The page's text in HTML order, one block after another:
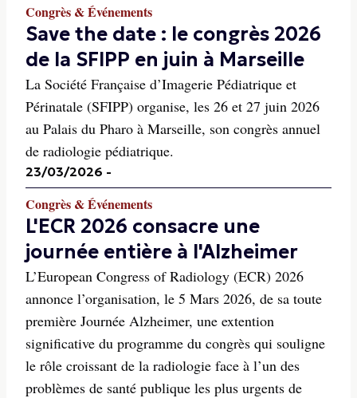
Congrès & Événements
Save the date : le congrès 2026
de la SFIPP en juin à Marseille
La Société Française d’Imagerie Pédiatrique et
Périnatale (SFIPP) organise, les 26 et 27 juin 2026
au Palais du Pharo à Marseille, son congrès annuel
de radiologie pédiatrique.
23/03/2026 -
Congrès & Événements
L'ECR 2026 consacre une
journée entière à l'Alzheimer
L’European Congress of Radiology (ECR) 2026
annonce l’organisation, le 5 Mars 2026, de sa toute
première Journée Alzheimer, une extention
significative du programme du congrès qui souligne
le rôle croissant de la radiologie face à l’un des
problèmes de santé publique les plus urgents de